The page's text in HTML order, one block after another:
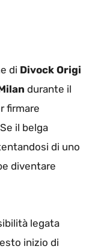
di Divock Origi
durante il
firmare
il belga
di uno
diventare
legata
inizio di